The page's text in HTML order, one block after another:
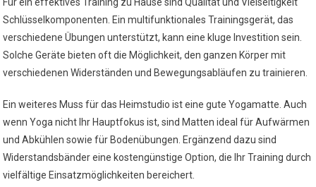
Für ein effektives Training zu Hause sind Qualität und Vielseitigkeit
Schlüsselkomponenten. Ein multifunktionales Trainingsgerät, das
verschiedene Übungen unterstützt, kann eine kluge Investition sein.
Solche Geräte bieten oft die Möglichkeit, den ganzen Körper mit
verschiedenen Widerständen und Bewegungsabläufen zu trainieren.
Ein weiteres Muss für das Heimstudio ist eine gute Yogamatte. Auch
wenn Yoga nicht Ihr Hauptfokus ist, sind Matten ideal für Aufwärmen
und Abkühlen sowie für Bodenübungen. Ergänzend dazu sind
Widerstandsbänder eine kostengünstige Option, die Ihr Training durch
vielfältige Einsatzmöglichkeiten bereichert.